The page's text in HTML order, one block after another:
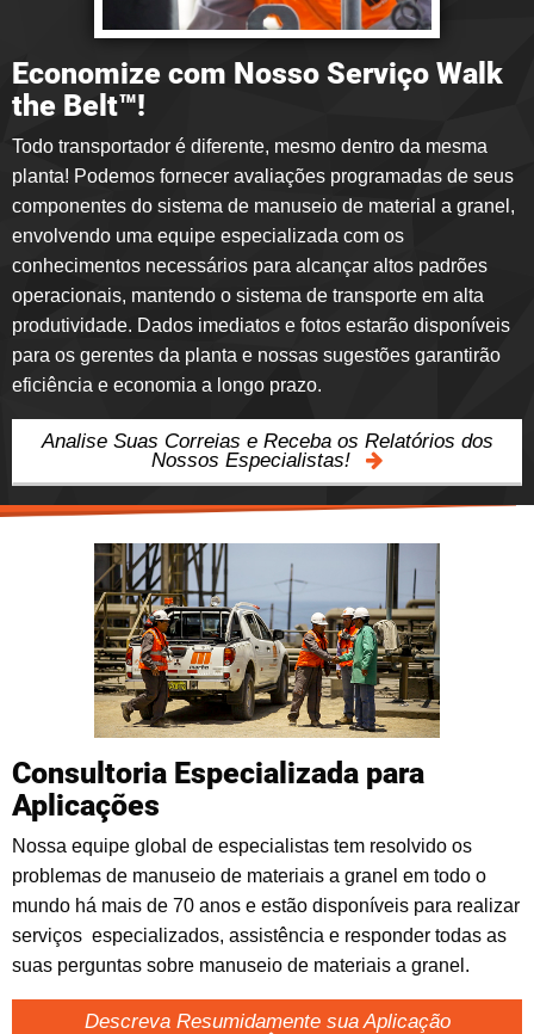
Economize com Nosso Serviço Walk
the Belt™!
Todo transportador é diferente, mesmo dentro da mesma
planta! Podemos fornecer avaliações programadas de seus
componentes do sistema de manuseio de material a granel,
envolvendo uma equipe especializada com os
conhecimentos necessários para alcançar altos padrões
operacionais, mantendo o sistema de transporte em alta
produtividade. Dados imediatos e fotos estarão disponíveis
para os gerentes da planta e nossas sugestões garantirão
eficiência e economia a longo prazo.
Analise Suas Correias e Receba os Relatórios dos
Nossos Especialistas!
Consultoria Especializada para
Aplicações
Nossa equipe global de especialistas tem resolvido os
problemas de manuseio de materiais a granel em todo o
mundo há mais de 70 anos e estão disponíveis para realizar
serviços especializados, assistência e responder todas as
suas perguntas sobre manuseio de materiais a granel.
Descreva Resumidamente sua Aplicação